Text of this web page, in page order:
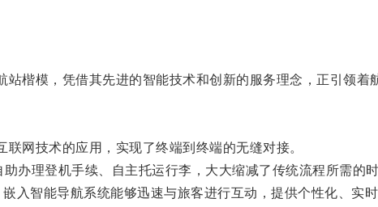
模，凭借其先进的智能技术和创新的服务理念，正引领着
网技术的应用，实现了终端到终端的无缝对接。
理登机手续、自主托运行李，大大缩减了传统流程所需的时
智能导航系统能够迅速与旅客进行互动，提供个性化、实时